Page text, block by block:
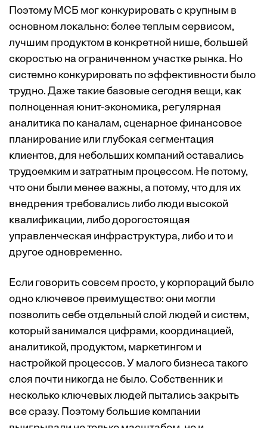
Поэтому МСБ мог конкурировать с крупным в
основном локально: более теплым сервисом,
лучшим продуктом в конкретной нише, большей
скоростью на ограниченном участке рынка. Но
системно конкурировать по эффективности было
трудно. Даже такие базовые сегодня вещи, как
полноценная юнит-экономика, регулярная
аналитика по каналам, сценарное финансовое
планирование или глубокая сегментация
клиентов, для небольших компаний оставались
трудоемким и затратным процессом. Не потому,
что они были менее важны, а потому, что для их
внедрения требовались либо люди высокой
квалификации, либо дорогостоящая
управленческая инфраструктура, либо и то и
другое одновременно.
Если говорить совсем просто, у корпораций было
одно ключевое преимущество: они могли
позволить себе отдельный слой людей и систем,
который занимался цифрами, координацией,
аналитикой, продуктом, маркетингом и
настройкой процессов. У малого бизнеса такого
слоя почти никогда не было. Собственник и
несколько ключевых людей пытались закрыть
все сразу. Поэтому большие компании